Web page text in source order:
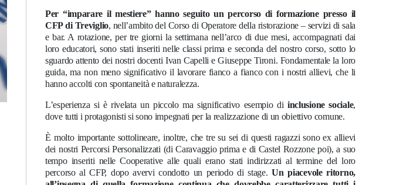
Per “imparare il mestiere” hanno seguito un percorso di formazione presso il
CFP di Treviglio, nell’ambito del Corso di Operatore della ristorazione – servizi di sala
e bar. A rotazione, per tre giorni la settimana nell’arco di due mesi, accompagnati dai
loro educatori, sono stati inseriti nelle classi prima e seconda del nostro corso, sotto lo
sguardo attento dei nostri docenti Ivan Capelli e Giuseppe Tironi. Fondamentale la loro
guida, ma non meno significativo il lavorare fianco a fianco con i nostri allievi, che li
hanno accolti con spontaneità e naturalezza.
L’esperienza si è rivelata un piccolo ma significativo esempio di inclusione sociale,
dove tutti i protagonisti si sono impegnati per la realizzazione di un obiettivo comune.
È molto importante sottolineare, inoltre, che tre su sei di questi ragazzi sono ex allievi
dei nostri Percorsi Personalizzati (di Caravaggio prima e di Castel Rozzone poi), a suo
tempo inseriti nelle Cooperative alle quali erano stati indirizzati al termine del loro
percorso al CFP, dopo avervi condotto un periodo di stage.Un piacevole ritorno,